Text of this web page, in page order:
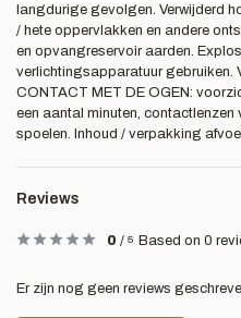
langdurige gevolgen. Verwijderd
/ hete oppervlakken en andere
en opvangreservoir aarden.
verlichtingsapparatuur gebruiken.
CONTACT MET DE OGEN:
een aantal minuten, contactlenzen
spoelen. Inhoud / verpakking
Reviews
0 / 5 Based on 0
Er zijn nog geen reviews